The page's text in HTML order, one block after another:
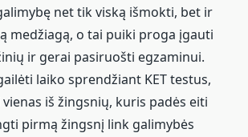
net tik viską išmokti, bet ir
medžiagą, o tai puiki proga įgauti
ir gerai pasiruošti egzaminui.
laiko sprendžiant KET testus,
iš žingsnių, kuris padės eiti
pirmą žingsnį link galimybės